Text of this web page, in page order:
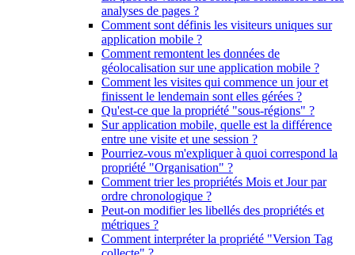
analyses de pages ?
Comment sont définis les visiteurs uniques sur
application mobile ?
Comment remontent les données de
géolocalisation sur une application mobile ?
Comment les visites qui commence un jour et
finissent le lendemain sont elles gérées ?
Qu'est-ce que la propriété "sous-régions" ?
Sur application mobile, quelle est la différence
entre une visite et une session ?
Pourriez-vous m'expliquer à quoi correspond la
propriété "Organisation" ?
Comment trier les propriétés Mois et Jour par
ordre chronologique ?
Peut-on modifier les libellés des propriétés et
métriques ?
Comment interpréter la propriété "Version Tag